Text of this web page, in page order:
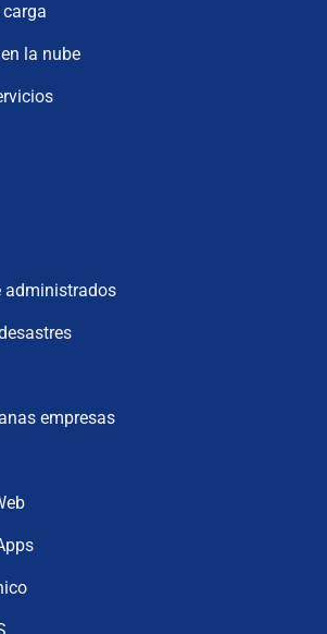
la nube
administrados
empresas